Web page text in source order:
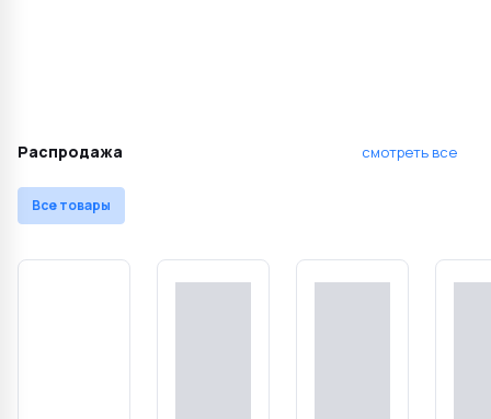
Распродажа смотреть все
Все товары